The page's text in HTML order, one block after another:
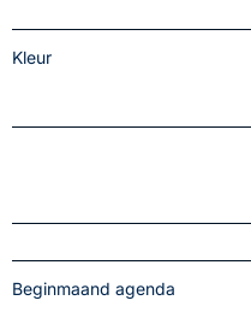
Kleur
Beginmaand agenda